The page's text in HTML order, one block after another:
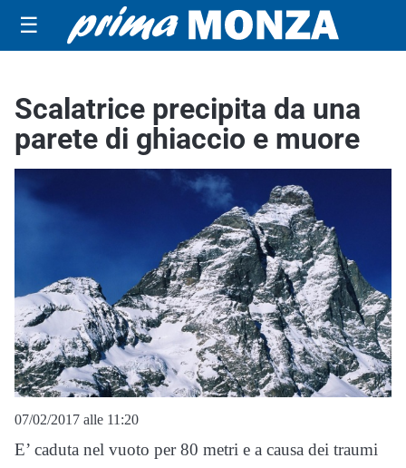
☰
Scalatrice precipita da una
parete di ghiaccio e muore
07/02/2017 alle 11:20
E’ caduta nel vuoto per 80 metri e a causa dei traumi